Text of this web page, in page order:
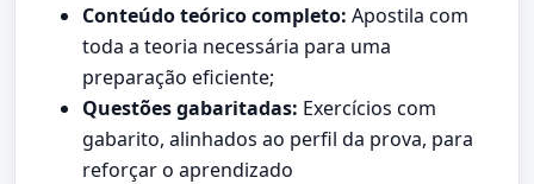
Conteúdo teórico completo: Apostila com
toda a teoria necessária para uma
preparação eficiente;
Questões gabaritadas: Exercícios com
gabarito, alinhados ao perfil da prova, para
reforçar o aprendizado